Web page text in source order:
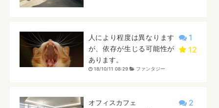
1
12
人により程度は異なります
が、依存が生じる可能性が
あります。
18/10/11 08:29 ファンタジー
2
オフィスカフェ